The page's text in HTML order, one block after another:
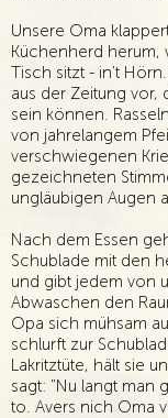
Unsere Oma
Küchenherd herum,
Tisch sitzt - in't
aus der Zeitung
sein können.
von jahrelangem
verschwiegenen
gezeichneten
ungläubigen Augen
Nach dem Essen
Schublade mit den
und gibt jedem von
Abwaschen den
Opa sich mühsam
schlurft zur
Lakritztüte, hält sie
sagt: "Nu langt man
to. Avers nich Oma